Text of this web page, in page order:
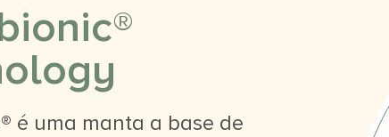
é uma manta a base de